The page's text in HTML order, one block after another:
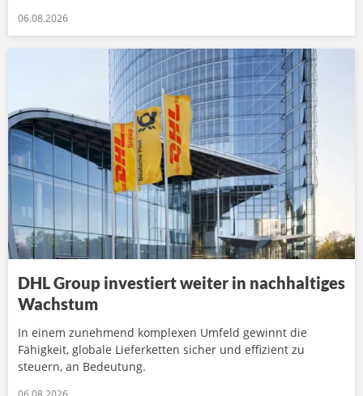
06.08.2026
DHL Group investiert weiter in nachhaltiges
Wachstum
In einem zunehmend komplexen Umfeld gewinnt die
Fähigkeit, globale Lieferketten sicher und effizient zu
steuern, an Bedeutung.